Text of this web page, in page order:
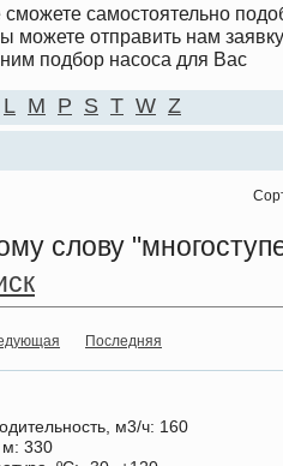
самостоятельно
можете отправить нам заявку
подбор насоса для Вас
L M P S T W Z
слову
Последняя
м3/ч: 160
м: 330